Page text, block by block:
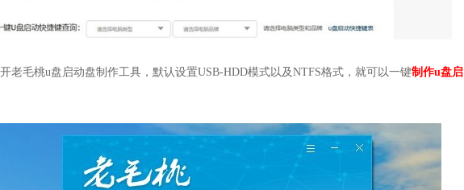
老毛桃u盘启动盘制作工具，默认设置USB-HDD模式以及NTFS格式，就可以一键制作u盘启